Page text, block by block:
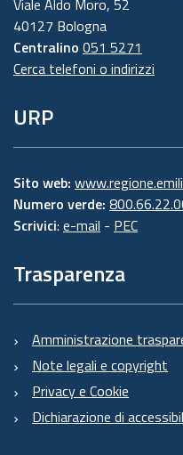
Viale Aldo Moro, 52
40127 Bologna
Centralino 051 5271
Cerca telefoni o indirizzi
URP
Sito web:
Numero verde:
Scrivici: e-mail - PEC
Trasparenza
Amministrazione
Note legali e copyright
Privacy e Cookie
Dichiarazione di